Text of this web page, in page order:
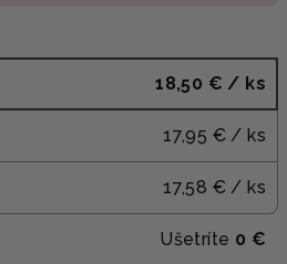
18,50 € / ks
17,95 € / ks
17,58 € / ks
Ušetríte 0 €